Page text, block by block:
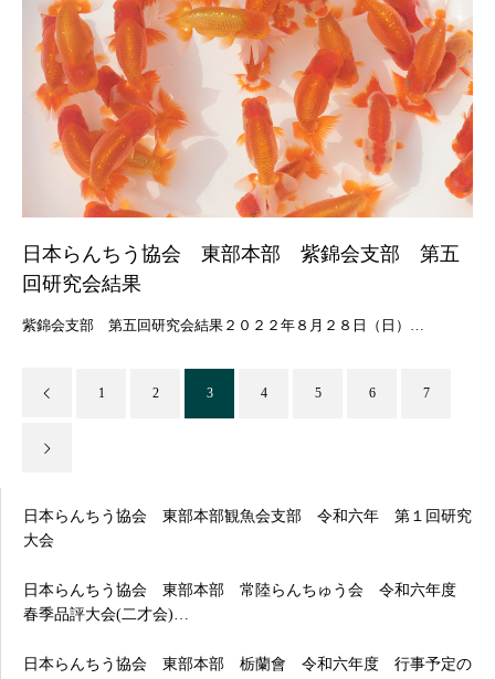
日本らんちう協会 東部本部 紫錦会支部 第五
回研究会結果
紫錦会支部 第五回研究会結果２０２２年８月２８日（日）…
1 2 3 4 5 6 7
日本らんちう協会 東部本部観魚会支部 令和六年 第１回研究
大会
日本らんちう協会 東部本部 常陸らんちゅう会 令和六年度
春季品評大会(二才会)…
日本らんちう協会 東部本部 栃蘭會 令和六年度 行事予定の